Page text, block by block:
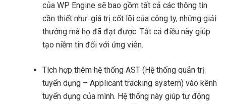
của WP Engine sẽ bao gồm tất cả các thông tin
cần thiết như: giá trị cốt lõi của công ty, những giải
thưởng mà họ đã đạt được. Tất cả điều này giúp
tạo niềm tin đối với ứng viên.
Tích hợp thêm hệ thống AST (Hệ thống quản trị
tuyển dụng – Applicant tracking system) vào kênh
tuyển dụng của mình. Hệ thống này giúp tự động